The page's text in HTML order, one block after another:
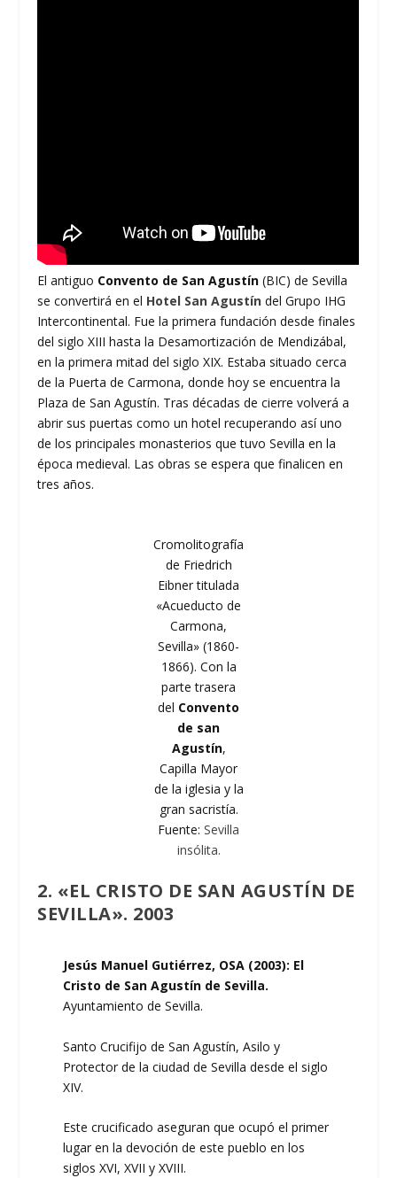
El antiguo Convento de San Agustín (BIC) de Sevilla
se convertirá en el Hotel San Agustín del Grupo IHG
Intercontinental. Fue la primera fundación desde finales
del siglo XIII hasta la Desamortización de Mendizábal,
en la primera mitad del siglo XIX. Estaba situado cerca
de la Puerta de Carmona, donde hoy se encuentra la
Plaza de San Agustín. Tras décadas de cierre volverá a
abrir sus puertas como un hotel recuperando así uno
de los principales monasterios que tuvo Sevilla en la
época medieval. Las obras se espera que finalicen en
tres años.
Cromolitografía
de Friedrich
Eibner titulada
«Acueducto de
Carmona,
Sevilla» (1860-
1866). Con la
parte trasera
del Convento
de san
Agustín,
Capilla Mayor
de la iglesia y la
gran sacristía.
Fuente: Sevilla
insólita.
2. «EL CRISTO DE SAN AGUSTÍN DE
SEVILLA». 2003
Jesús Manuel Gutiérrez, OSA (2003): El
Cristo de San Agustín de Sevilla.
Ayuntamiento de Sevilla.
Santo Crucifijo de San Agustín, Asilo y
Protector de la ciudad de Sevilla desde el siglo
XIV.
Este crucificado aseguran que ocupó el primer
lugar en la devoción de este pueblo en los
siglos XVI, XVII y XVIII.